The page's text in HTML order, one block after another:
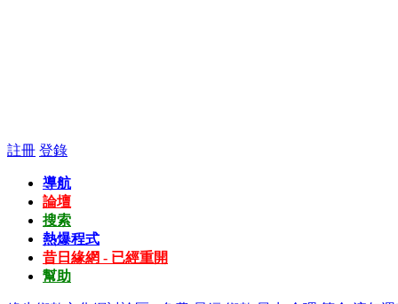
註冊 登錄
導航
論壇
搜索
熱爆程式
昔日緣網 - 已經重開
幫助